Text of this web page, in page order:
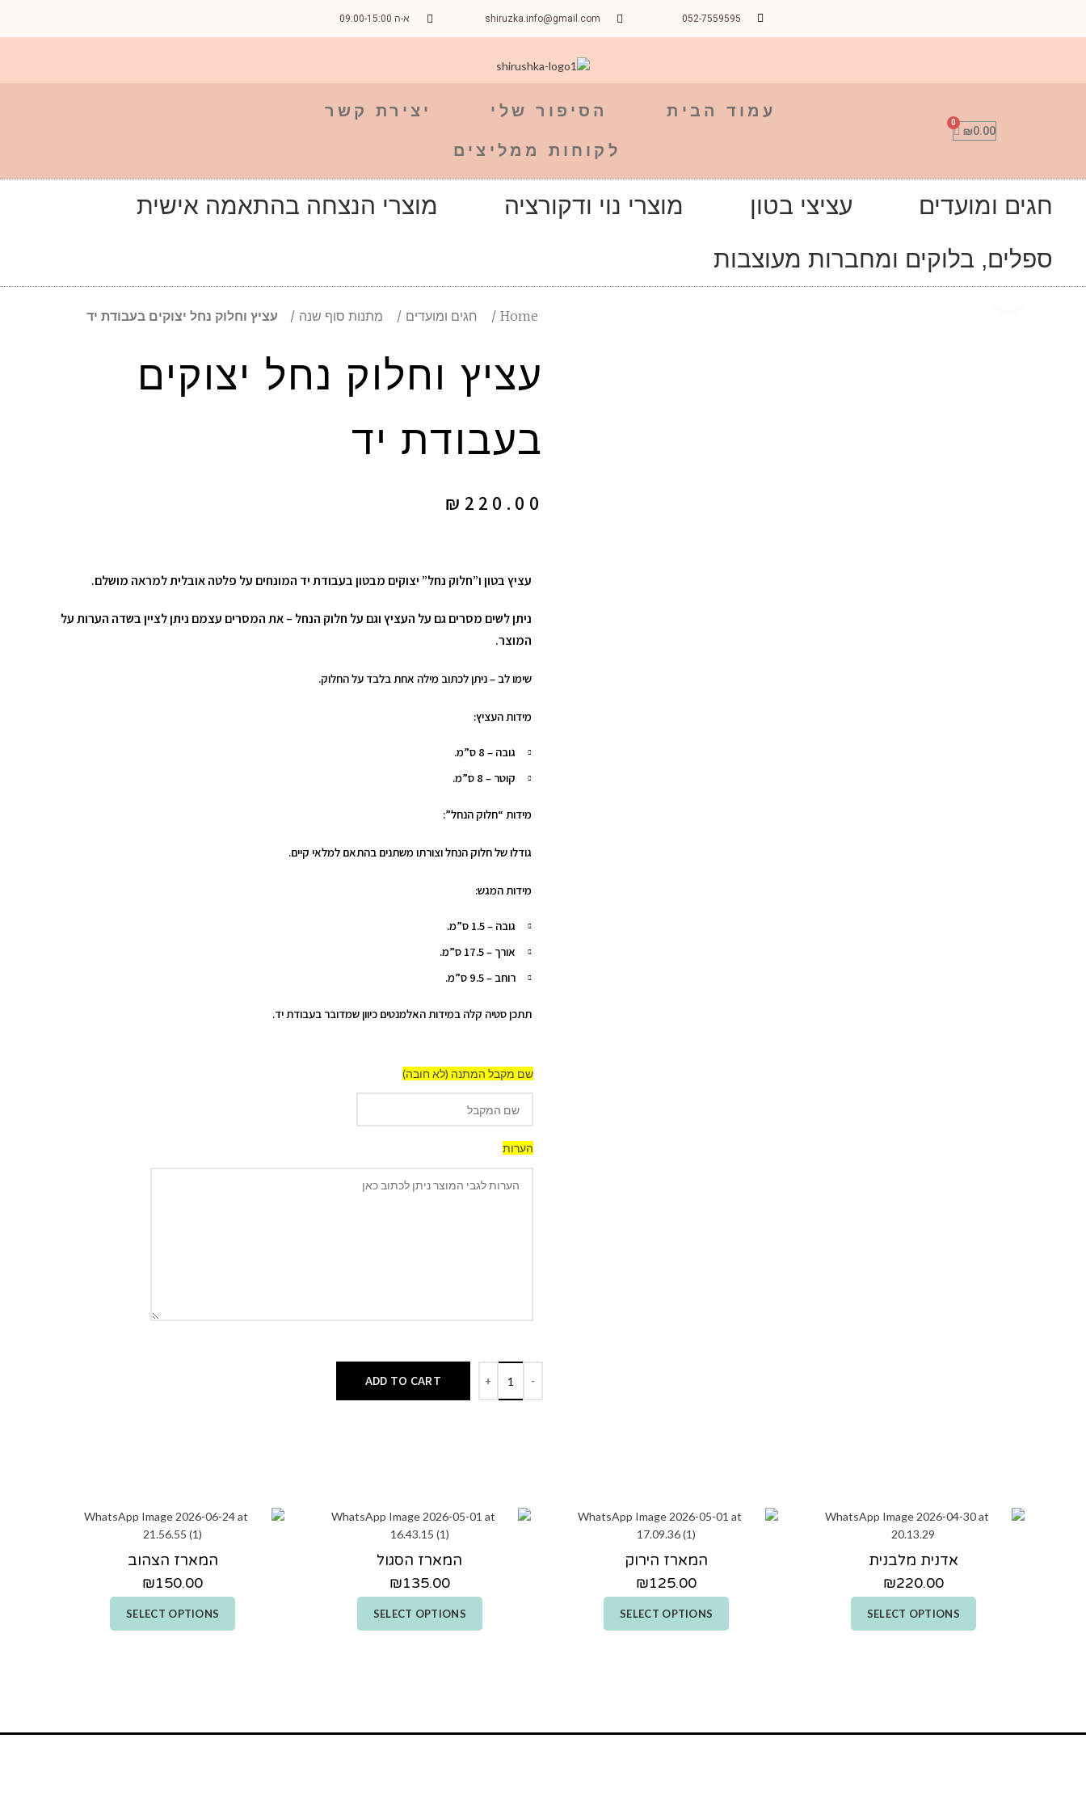
052-7559595
shiruzka.info@gmail.com א-ה 09:00-15:00
₪0.00
עמוד הבית הסיפור שלי יצירת קשר
לקוחות ממליצים
חגים ומועדים עציצי בטון מוצרי נוי ודקורציה
מוצרי הנצחה בהתאמה אישית
ספלים, בלוקים ומחברות מעוצבות
Click to enlarge
Home חגים ומועדים מתנות סוף שנה עציץ וחלוק נחל יצוקים בעבודת יד
עציץ וחלוק נחל יצוקים
בעבודת יד
₪ 220.00
עציץ בטון ו”חלוק נחל” יצוקים מבטון בעבודת יד המונחים על פלטה אובלית למראה מושלם.
ניתן לשים מסרים גם על העציץ וגם על חלוק הנחל – את המסרים עצמם ניתן לציין בשדה הערות על
המוצר.
שימו לב – ניתן לכתוב מילה אחת בלבד על החלוק.
מידות העציץ:
גובה – 8 ס”מ.
קוטר – 8 ס”מ.
מידות “חלוק הנחל”:
גודלו של חלוק הנחל וצורתו משתנים בהתאם למלאי קיים.
מידות המגש:
גובה –
1.5 ס”מ.
אורך –
17.5 ס”מ.
רוחב –
9.5 ס”מ.
תתכן סטיה קלה במידות האלמנטים כיוון שמדובר בעבודת יד.
שם מקבל המתנה (לא חובה)
הערות
ADD TO CART
אדנית מלבנית
₪220.00
SELECT OPTIONS
המארז הירוק
₪125.00
SELECT OPTIONS
המארז הסגול
₪135.00
SELECT OPTIONS
המארז הצהוב
₪150.00
SELECT OPTIONS